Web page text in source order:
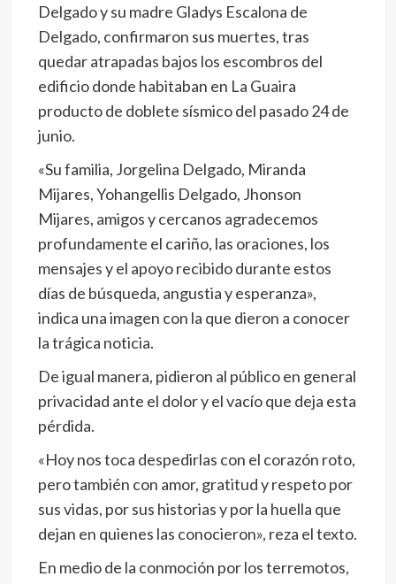
Delgado y su madre Gladys Escalona de
Delgado, confirmaron sus muertes, tras
quedar atrapadas bajos los escombros del
edificio donde habitaban en La Guaira
producto de doblete sísmico del pasado 24 de
junio.
«Su familia, Jorgelina Delgado, Miranda
Mijares, Yohangellis Delgado, Jhonson
Mijares, amigos y cercanos agradecemos
profundamente el cariño, las oraciones, los
mensajes y el apoyo recibido durante estos
días de búsqueda, angustia y esperanza»,
indica una imagen con la que dieron a conocer
la trágica noticia.
De igual manera, pidieron al público en general
privacidad ante el dolor y el vacío que deja esta
pérdida.
«Hoy nos toca despedirlas con el corazón roto,
pero también con amor, gratitud y respeto por
sus vidas, por sus historias y por la huella que
dejan en quienes las conocieron», reza el texto.
En medio de la conmoción por los terremotos,